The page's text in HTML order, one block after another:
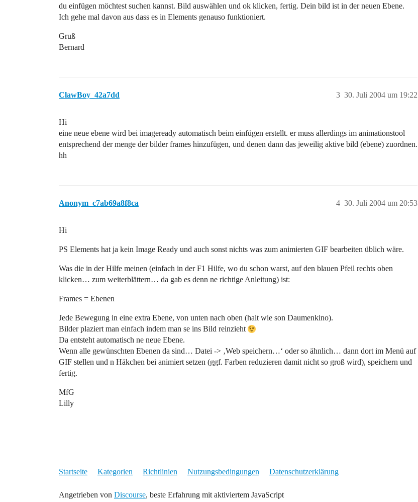
du einfügen möchtest suchen kannst. Bild auswählen und ok klicken, fertig. Dein bild ist in der neuen Ebene.
Ich gehe mal davon aus dass es in Elements genauso funktioniert.
Gruß
Bernard
ClawBoy_42a7dd 30. Juli 2004 um 19:22
3
Hi
eine neue ebene wird bei imageready automatisch beim einfügen erstellt. er muss allerdings im animationstool
entsprechend der menge der bilder frames hinzufügen, und denen dann das jeweilig aktive bild (ebene) zuordnen.
hh
Anonym_c7ab69a8f8ca 30. Juli 2004 um 20:53
4
Hi
PS Elements hat ja kein Image Ready und auch sonst nichts was zum animierten GIF bearbeiten üblich wäre.
Was die in der Hilfe meinen (einfach in der F1 Hilfe, wo du schon warst, auf den blauen Pfeil rechts oben
klicken… zum weiterblättern… da gab es denn ne richtige Anleitung) ist:
Frames = Ebenen
Jede Bewegung in eine extra Ebene, von unten nach oben (halt wie son Daumenkino).
Bilder plaziert man einfach indem man se ins Bild reinzieht
Da entsteht automatisch ne neue Ebene.
Wenn alle gewünschten Ebenen da sind… Datei -> ‚Web speichern…‘ oder so ähnlich… dann dort im Menü auf
GIF stellen und n Häkchen bei animiert setzen (ggf. Farben reduzieren damit nicht so groß wird), speichern und
fertig.
MfG
Lilly
Startseite Kategorien Richtlinien Nutzungsbedingungen Datenschutzerklärung
Angetrieben von Discourse, beste Erfahrung mit aktiviertem JavaScript